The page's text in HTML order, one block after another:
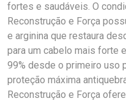
fortes e saudáveis. O
Reconstrução e Força
e arginina que restaura
para um cabelo mais forte
99% desde o primeiro uso
proteção máxima
Reconstrução e Força